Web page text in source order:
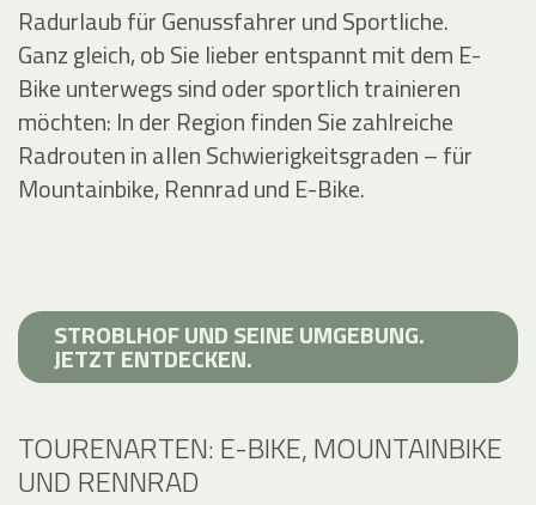
Radurlaub für Genussfahrer und Sportliche.
Ganz gleich, ob Sie lieber entspannt mit dem E-
Bike unterwegs sind oder sportlich trainieren
möchten: In der Region finden Sie zahlreiche
Radrouten in allen Schwierigkeitsgraden – für
Mountainbike, Rennrad und E-Bike.
STROBLHOF UND SEINE UMGEBUNG.
JETZT ENTDECKEN.
TOURENARTEN: E-BIKE, MOUNTAINBIKE
UND RENNRAD